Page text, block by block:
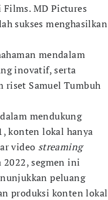
MD Pictures
sukses menghasilkan
mendalam
inovatif, serta
riset Samuel Tumbuh
mendukung
konten lokal hanya
video streaming
segmen ini
peluang
produksi konten lokal